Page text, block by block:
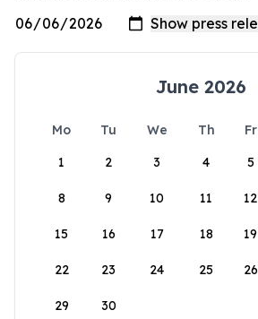
June 2026
Mo Tu We Th Fr
1
2 3 4 5
8 9 10 11 12
15 16 17 18 19
22 23 24 25 26
29 30